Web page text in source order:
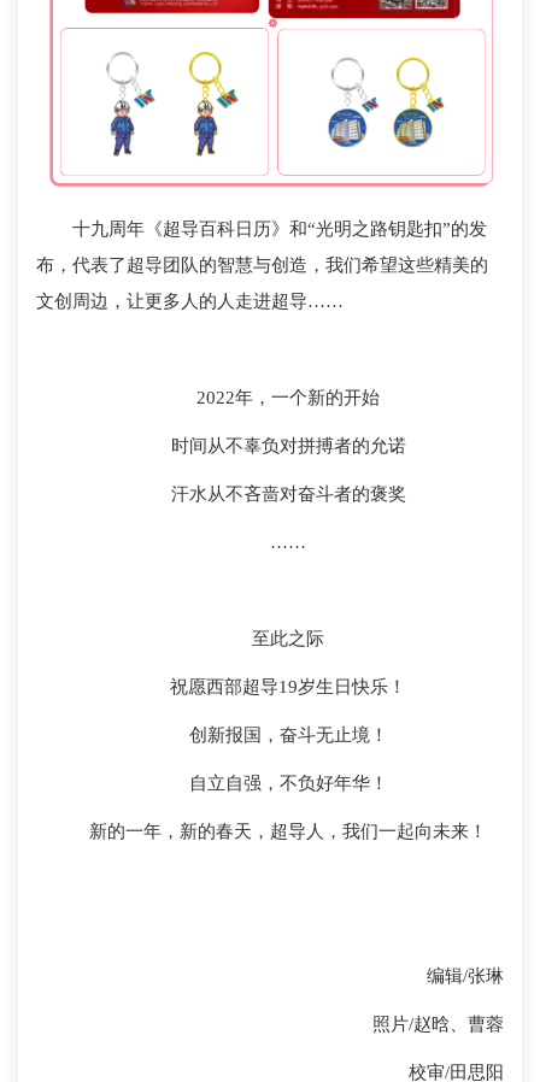
十九周年《超导百科日历》和“光明之路钥匙扣”的发
布，代表了超导团队的智慧与创造，我们希望这些精美的
文创周边，让更多人的人走进超导……
2022年，一个新的开始
时间从不辜负对拼搏者的允诺
汗水从不吝啬对奋斗者的褒奖
……
至此之际
祝愿西部超导19岁生日快乐！
创新报国，奋斗无止境！
自立自强，不负好年华！
新的一年，新的春天，超导人，我们一起向未来！
编辑/张琳
照片/赵晗、曹蓉
校审/田思阳